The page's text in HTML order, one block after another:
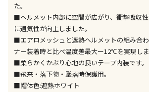
お届けができません）
※同時購入の商品は、全て同じ店舗
す
委託業者によりお届けする商品です
※ほか商品との同時購入はできませ
が、ご購入手続きを分けてお買い求
※支払い方法の代金引換は選択でき
た。
■ヘルメット内部に空間が広がり、衝撃吸収
に通気性が向上しました。
■エアロメッシュと遮熱ヘルメットの組み合
ナー装着時と比べ温度差最大ー12℃を実現しま
■柔らかくかぶり心地の良いテープ内装です。
■飛来・落下物・墜落時保護用。
■帽体色:遮熱ホワイト